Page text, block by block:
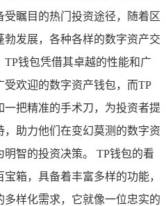
瞩目的热门投资途径，随着区
发展，各种各样的数字资产交
钱包凭借其卓越的性能和广
欢迎的数字资产钱包，而TP
把精准的手术刀，为投资者提
助力他们在变幻莫测的数字资
智的投资决策。 TP钱包的看
箱，具备着丰富多样的功能，
样化需求，它就像一位忠实的